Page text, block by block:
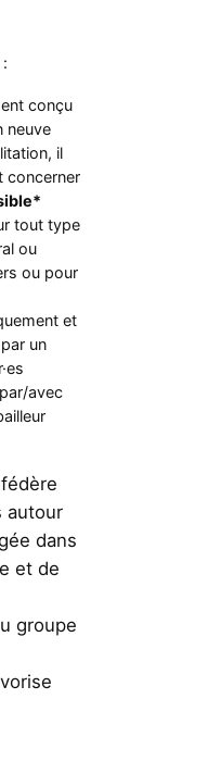
:
conçu
neuve
il
concerner
tout type
ou
ou pour
et
un
avec
autour
dans
et de
groupe